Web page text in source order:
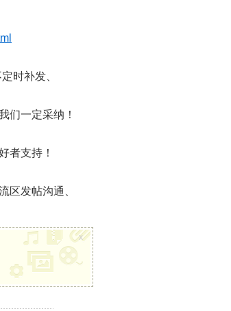
时补发、
们一定采纳！
者支持！
区发帖沟通、
x